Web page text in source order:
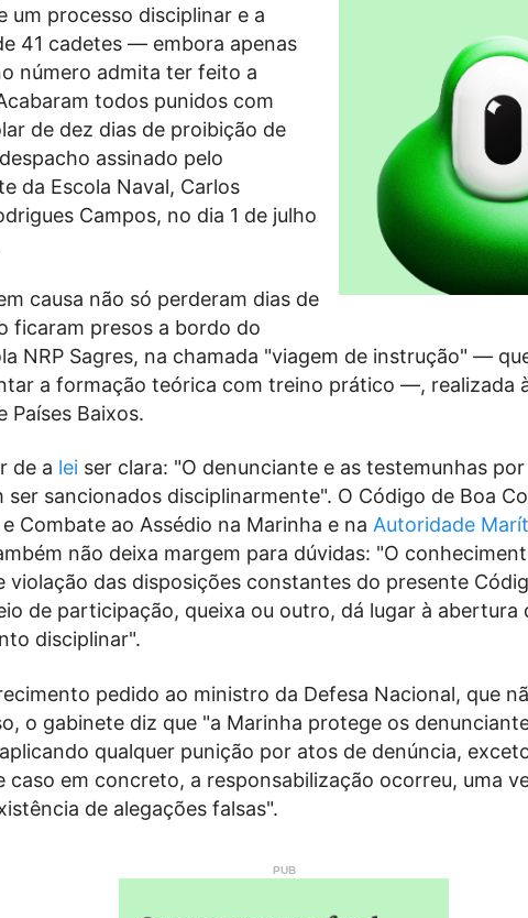
um processo disciplinar e a
41 cadetes — embora apenas
número admita ter feito a
todos punidos com
de dez dias de proibição de
assinado pelo
da Escola Naval, Carlos
Campos, no dia 1 de julho
causa não só perderam dias de
ficaram presos a bordo do
NRP Sagres, na chamada "viagem de instrução" —
a formação teórica com treino prático —, realizada
Países Baixos.
de a lei ser clara: "O denunciante e as testemunhas
ser sancionados disciplinarmente". O Código de Boa
Combate ao Assédio na Marinha e na Autoridade
não deixa margem para dúvidas: "O
violação das disposições constantes do presente
de participação, queixa ou outro, dá lugar à abertura
disciplinar".
pedido ao ministro da Defesa Nacional, que
o gabinete diz que "a Marinha protege os
qualquer punição por atos de denúncia,
caso em concreto, a responsabilização ocorreu, uma
de alegações falsas".